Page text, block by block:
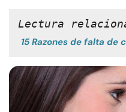
Lectura
15 Razones de falta de